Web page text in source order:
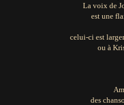
La voix de
est une
celui-ci est
ou à
des